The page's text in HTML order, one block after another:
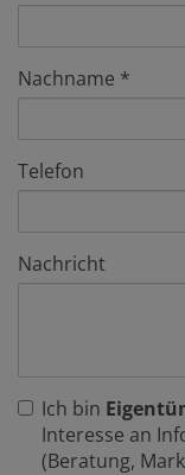
Nachname
Telefon
Nachricht
Ich bin
Interesse an
(Beratung,